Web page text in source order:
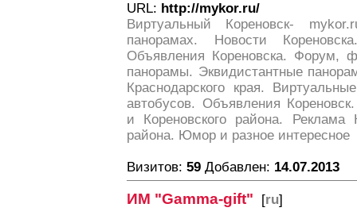
URL: http://mykor.ru/
Виртуальный Кореновск-
панорамах. Новости
Объявления Кореновска. Форум,
панорамы. Эквидистантные
Краснодарского края.
автобусов. Объявления
и Кореновского района. Реклама
района. Юмор и разное интересное
Визитов: 59 Добавлен: 14.07.2013
ИМ "Gamma-gift" [ru]